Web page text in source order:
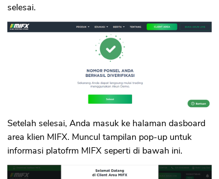
selesai.
Setelah selesai, Anda masuk ke halaman dasboard
area klien MIFX. Muncul tampilan pop-up untuk
informasi platofrm MIFX seperti di bawah ini.